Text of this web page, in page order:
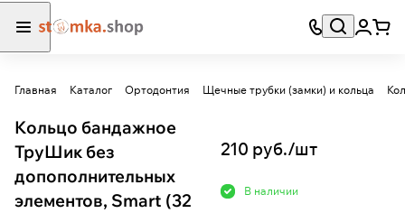
Главная Каталог Ортодонтия Щечные трубки (замки) и кольца
Кольцо бандажное
ТруШик без
допополнительных
элементов, Smart (32
210 руб./шт
В наличии